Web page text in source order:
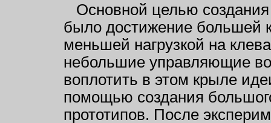
Основной целью
было достижение большей
меньшей нагрузкой на
небольшие управляющие
воплотить в этом крыле
помощью создания
прототипов. После